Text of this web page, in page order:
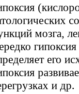
мозга,
его
и др.